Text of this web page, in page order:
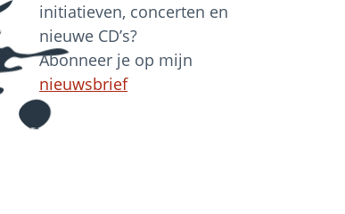
initiatieven, concerten en
nieuwe CD’s?
Abonneer je op mijn
nieuwsbrief